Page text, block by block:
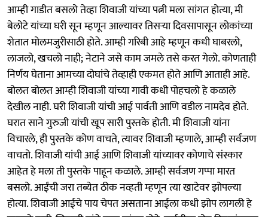
आम्ही गाडीत बसलो तेव्हा शिवाजी यांच्या पत्नी मला सांगत होत्या, मी
बेलोटे यांच्या घरी सून म्हणून आल्यावर तिसऱ्या दिवसापासून लोकांच्या
शेतात मोलमजुरीसाठी होते. आम्ही गरिबी आहे म्हणून कधी घाबरलो,
लाजलो, खचलो नाही; नेटाने जसे काम जमले तसे करत गेलो. कोणताही
निर्णय घेताना आमच्या दोघांचे तेव्हाही एकमत होते आणि आताही आहे.
बोलत बोलत आम्ही शिवाजी यांच्या गावी कधी पोहचलो हे कळाले
देखील नाही. घरी शिवाजी यांची आई पार्वती आणि वडील नामदेव होते.
घरात साने गुरुजी यांची खूप सारी पुस्तके होती. मी शिवाजी यांना
विचारले, ही पुस्तके कोण वाचते, त्यावर शिवाजी म्हणाले, आम्ही सर्वजण
वाचतो. शिवाजी यांची आई आणि शिवाजी यांच्यावर कोणाचे संस्कार
आहेत हे मला ती पुस्तके पाहून कळाले. आम्ही सर्वजण गप्पा मारत
बसलो. आईंची जरा तब्येत ठीक नव्हती म्हणून त्या खाटेवर झोपल्या
होत्या. शिवाजी आईचे पाय चेपत असताना आईला कधी झोप लागली हे